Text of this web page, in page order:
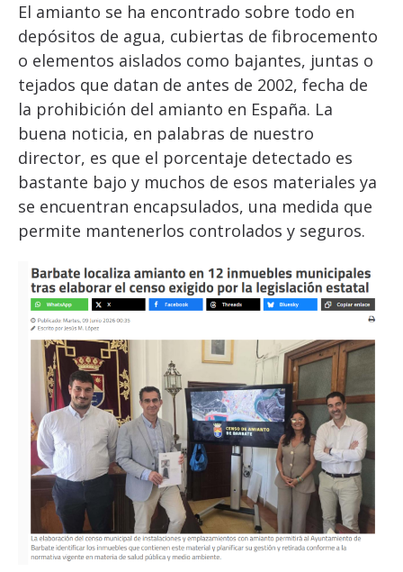
El amianto se ha encontrado sobre todo en
depósitos de agua, cubiertas de fibrocemento
o elementos aislados como bajantes, juntas o
tejados que datan de antes de 2002, fecha de
la prohibición del amianto en España. La
buena noticia, en palabras de nuestro
director, es que el porcentaje detectado es
bastante bajo y muchos de esos materiales ya
se encuentran encapsulados, una medida que
permite mantenerlos controlados y seguros.